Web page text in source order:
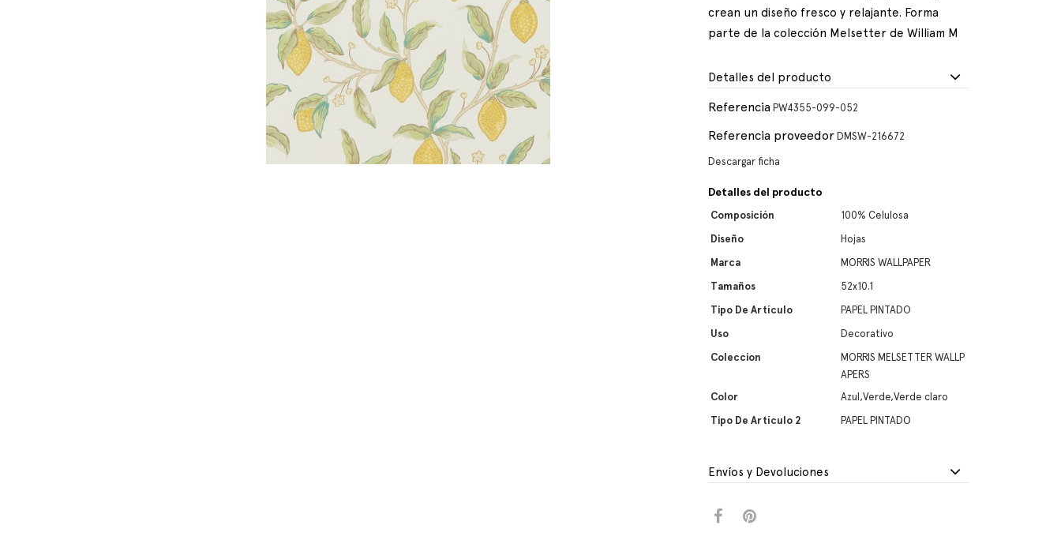
crean un diseño fresco y relajante. Forma
parte de la colección Melsetter de William M
Detalles del producto
Referencia PW4355-099-052
Referencia proveedor DMSW-216672
Descargar ficha
Detalles del producto
Composición
100% Celulosa
Diseño
Hojas
Marca
MORRIS WALLPAPER
Tamaños
52x10.1
Tipo De Artículo
PAPEL PINTADO
Uso
Decorativo
Coleccion
MORRIS MELSETTER WALLP
APERS
Color
Azul,Verde,Verde claro
Tipo De Artículo 2
PAPEL PINTADO
Envíos y Devoluciones